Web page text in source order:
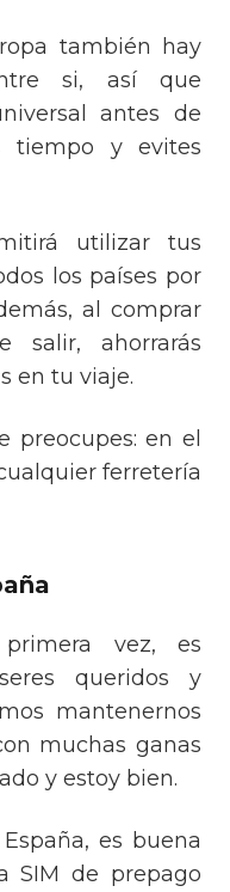
también hay
si, así que
antes de
tiempo y evites
utilizar tus
los países por
al comprar
salir, ahorrarás
en tu viaje.
preocupes: en el
ferretería
vez, es
queridos y
mantenernos
muchas ganas
y estoy bien.
es buena
SIM de prepago